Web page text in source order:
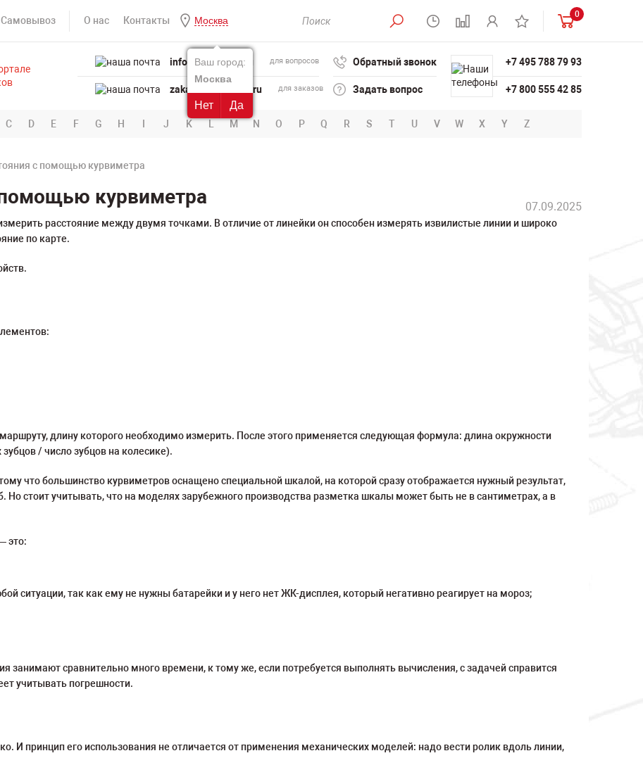
Самовывоз О нас Контакты Москва
Ваш город:
Москва
Нет Да
0
info@powertool.ru для вопросов
zakaz@powertool.ru для заказов
Обратный звонок
Задать вопрос
+7 495 788 79 93
+7 800 555 42 85
C D E F G H I J K L M N O P Q R S T U V W X Y Z
с помощью курвиметра
курвиметра 07.09.2025
расстояние между двумя точками. В отличие от линейки он способен измерять извилистые линии и широко
по карте.
длину которого необходимо измерить. После этого применяется следующая формула: длина окружности
/ число зубцов на колесике).
что большинство курвиметров оснащено специальной шкалой, на которой сразу отображается нужный результат,
Но стоит учитывать, что на моделях зарубежного производства разметка шкалы может быть не в сантиметрах, а в
это:
ситуации, так как ему не нужны батарейки и у него нет ЖК-дисплея, который негативно реагирует на мороз;
занимают сравнительно много времени, к тому же, если потребуется выполнять вычисления, с задачей справится
учитывать погрешности.
И принцип его использования не отличается от применения механических моделей: надо вести ролик вдоль линии,